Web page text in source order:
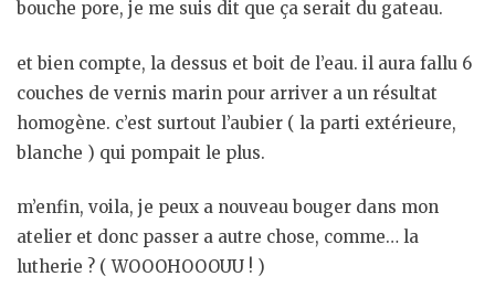
bouche pore, je me suis dit que ça serait du gateau.
et bien compte, la dessus et boit de l’eau. il aura fallu 6
couches de vernis marin pour arriver a un résultat
homogène. c’est surtout l’aubier ( la parti extérieure,
blanche ) qui pompait le plus.
m’enfin, voila, je peux a nouveau bouger dans mon
atelier et donc passer a autre chose, comme… la
lutherie ? ( WOOOHOOOUU ! )